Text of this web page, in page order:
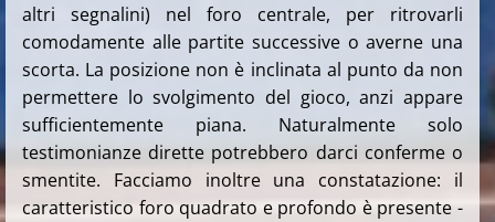
altri segnalini) nel foro centrale, per ritrovarli
comodamente alle partite successive o averne una
scorta. La posizione non è inclinata al punto da non
permettere lo svolgimento del gioco, anzi appare
sufficientemente piana. Naturalmente solo
testimonianze dirette potrebbero darci conferme o
smentite. Facciamo inoltre una constatazione: il
caratteristico foro quadrato e profondo è presente -